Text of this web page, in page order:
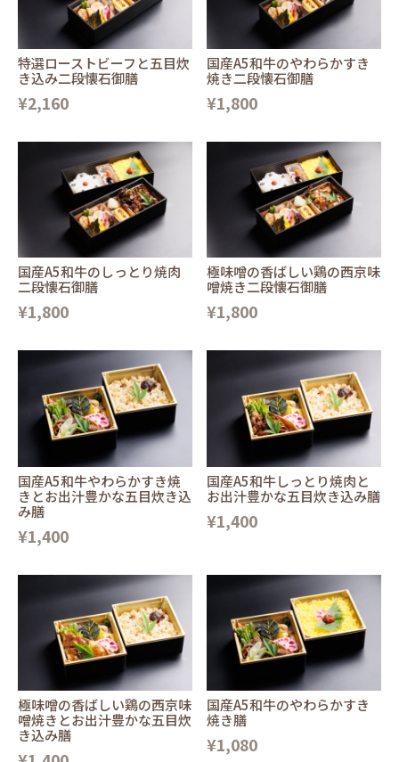
特選ローストビーフと五目炊
き込み二段懐石御膳
¥2,160
国産A5和牛のやわらかすき
焼き二段懐石御膳
¥1,800
国産A5和牛のしっとり焼肉
二段懐石御膳
¥1,800
極味噌の香ばしい鶏の西京味
噌焼き二段懐石御膳
¥1,800
国産A5和牛やわらかすき焼
きとお出汁豊かな五目炊き込
み膳
¥1,400
国産A5和牛しっとり焼肉と
お出汁豊かな五目炊き込み膳
¥1,400
極味噌の香ばしい鶏の西京味
噌焼きとお出汁豊かな五目炊
き込み膳
国産A5和牛のやわらかすき
焼き膳
¥1,080